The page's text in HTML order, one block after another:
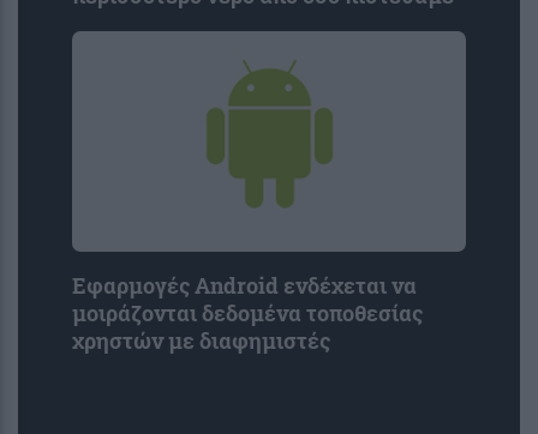
Εφαρμογές Android ενδέχεται να
μοιράζονται δεδομένα τοποθεσίας
χρηστών με διαφημιστές